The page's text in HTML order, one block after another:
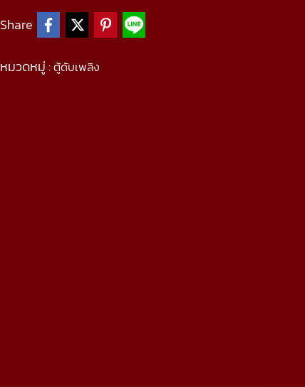
Share
หมวดหมู่ :ตู้ดับเพลิง